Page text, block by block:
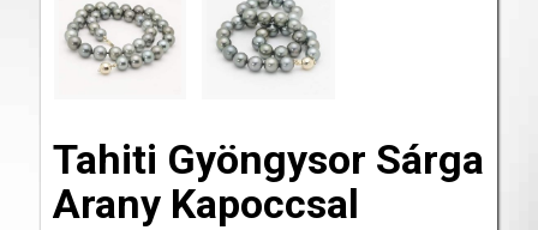
Tahiti Gyöngysor Sárga
Arany Kapoccsal